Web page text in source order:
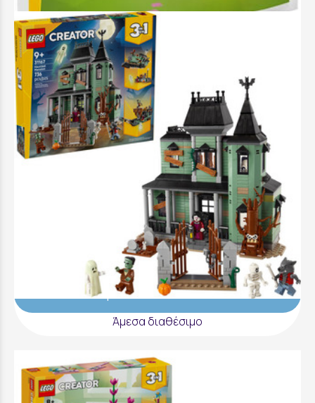
LEGO Creator Haunted Mansion - 31167
94,99 €
Προσθήκη στο Καλάθι
Άμεσα διαθέσιμο